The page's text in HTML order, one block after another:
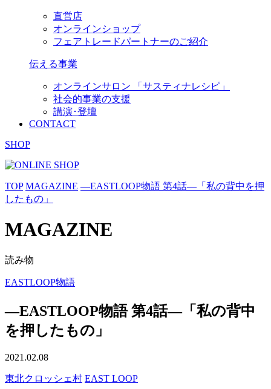
直営店
オンラインショップ
フェアトレードパートナーのご紹介
伝える事業
オンラインサロン 「サスティナレシピ」
社会的事業の支援
講演･登壇
CONTACT
SHOP
TOP MAGAZINE ―EASTLOOP物語 第4話―「私の背中を押
したもの」
MAGAZINE
読み物
EASTLOOP物語
―EASTLOOP物語 第4話―「私の背中
を押したもの」
2021.02.08
東北クロッシェ村 EAST LOOP